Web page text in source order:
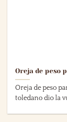
Oreja de peso
Oreja de peso
toledano dio la